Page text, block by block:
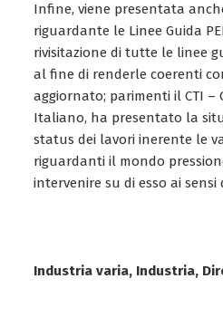
Infine, viene presentata
riguardante le Linee Guida
rivisitazione di tutte le linee
al fine di renderle coerenti
aggiornato; parimenti il CTI –
Italiano, ha presentato la
status dei lavori inerente le
riguardanti il mondo
intervenire su di esso ai
Industria varia, Industria,